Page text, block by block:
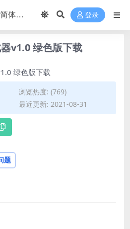
登录
v1.0 绿色版下载
浏览热度: (769)
最近更新: 2021-08-31
题